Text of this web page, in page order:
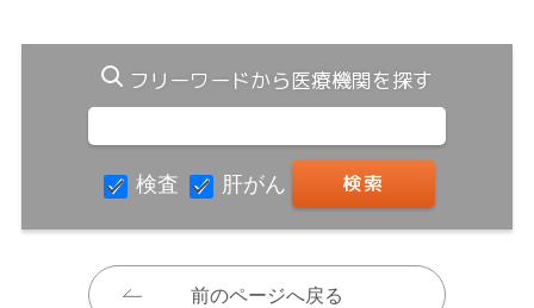
フリーワードから医療機関を探す
検査 肝がん
前のページへ戻る